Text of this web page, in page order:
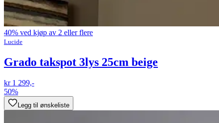
40% ved kjøp av 2 eller flere
Lucide
Grado takspot 3lys 25cm beige
kr 1 299,-
50%
Legg til ønskeliste